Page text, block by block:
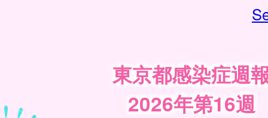
東京都感染症週
2026年第16週